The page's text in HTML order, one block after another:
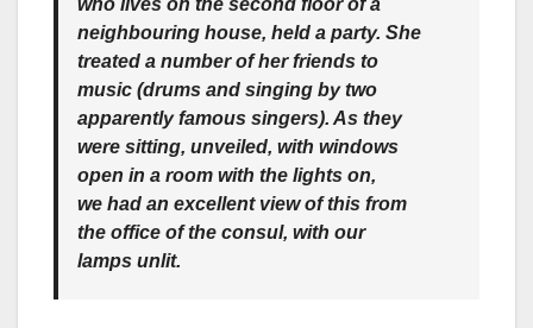
neighbouring house, held a party. She
treated a number of her friends to
music (drums and singing by two
apparently famous singers). As they
were sitting, unveiled, with windows
open in a room with the lights on,
we had an excellent view of this from
the office of the consul, with our
lamps unlit.